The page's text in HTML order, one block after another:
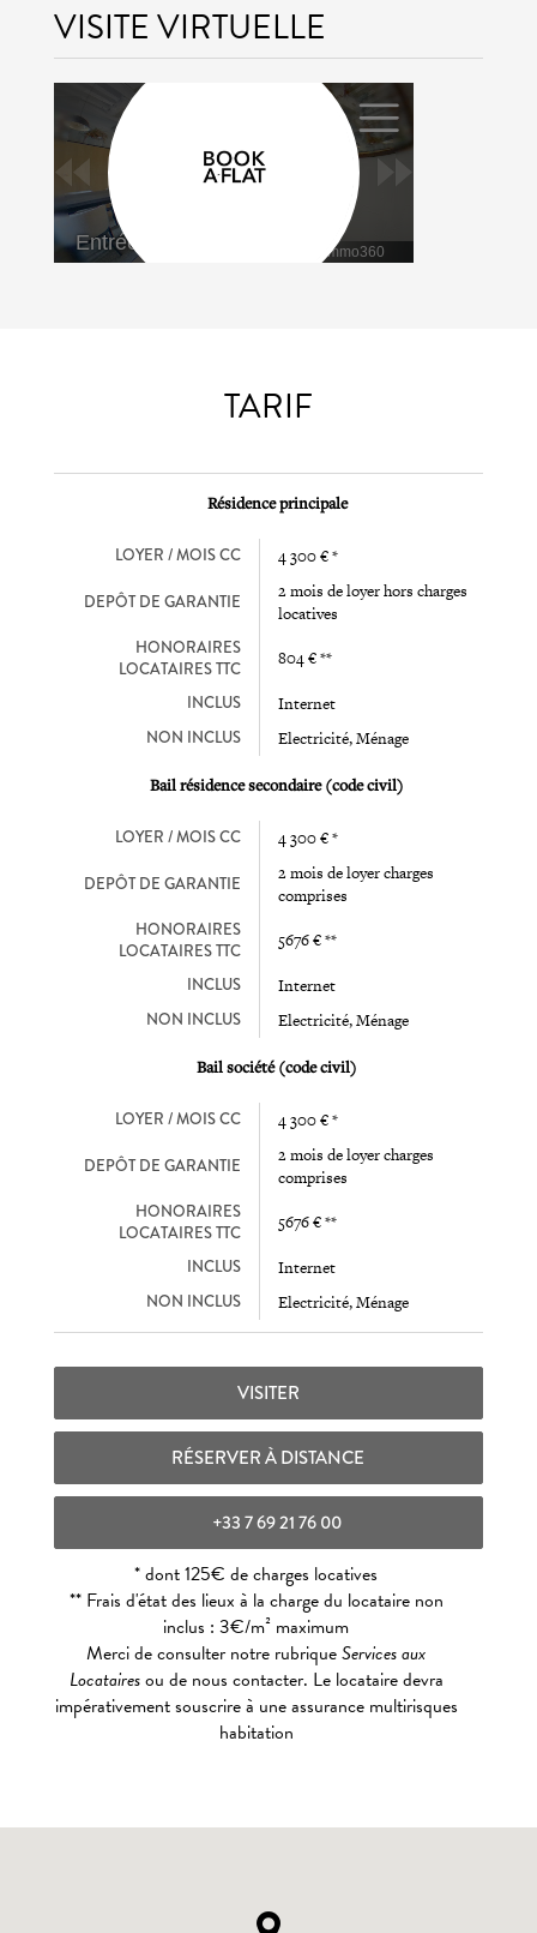
VISITE VIRTUELLE
TARIF
Résidence principale
LOYER / MOIS CC 4 300 € *
DEPÔT DE GARANTIE
2 mois de loyer hors charges
locatives
HONORAIRES
LOCATAIRES TTC
804 € **
INCLUS Internet
NON INCLUS Electricité, Ménage
Bail résidence secondaire (code civil)
LOYER / MOIS CC 4 300 € *
DEPÔT DE GARANTIE
2 mois de loyer charges
comprises
HONORAIRES
LOCATAIRES TTC
5676 € **
INCLUS Internet
NON INCLUS Electricité, Ménage
Bail société (code civil)
LOYER / MOIS CC 4 300 € *
DEPÔT DE GARANTIE
2 mois de loyer charges
comprises
HONORAIRES
LOCATAIRES TTC
5676 € **
INCLUS Internet
NON INCLUS Electricité, Ménage
VISITER
RÉSERVER À DISTANCE
+33 7 69 21 76 00
* dont 125€ de charges locatives
** Frais d'état des lieux à la charge du locataire non
inclus : 3€/m² maximum
Merci de consulter notre rubriqueServices aux
Locatairesou de nous contacter. Le locataire devra
impérativement souscrire à une assurance multirisques
habitation